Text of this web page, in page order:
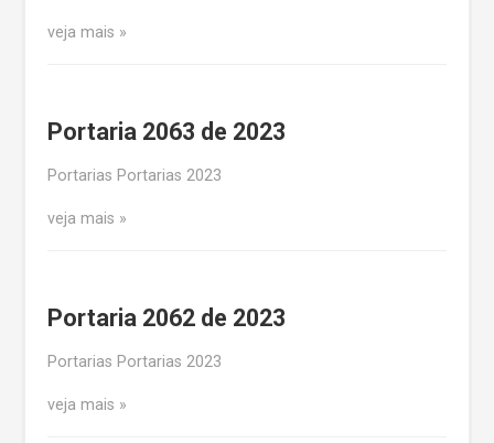
veja mais
Portaria 2063 de 2023
Portarias Portarias 2023
veja mais
Portaria 2062 de 2023
Portarias Portarias 2023
veja mais